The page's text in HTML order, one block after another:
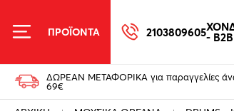
ΠΡΟΪΟΝΤΑ 2103809605- B2B
ΔΩΡΕΑΝ ΜΕΤΑΦΟΡΙΚΑ για παραγγελίες
69€